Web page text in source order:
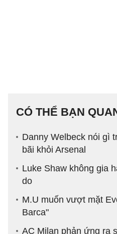
CÓ THỂ BẠN
Danny Welbeck nói gì
bãi khỏi Arsenal
Luke Shaw không gia
do
M.U muốn vượt mặt
Barca"
AC Milan phản ứng ra